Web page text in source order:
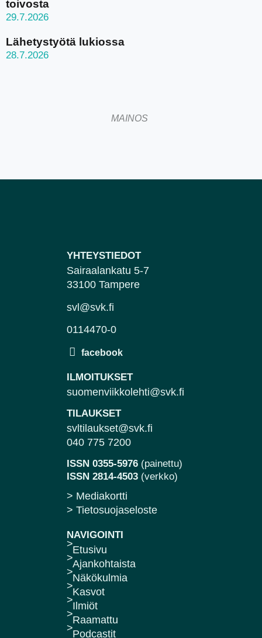
toivosta
29.7.2026
Lähetystyötä lukiossa
28.7.2026
MAINOS
YHTEYSTIEDOT
Sairaalankatu 5-7
33100 Tampere
svl@svk.fi
0114470-0
ILMOITUKSET
suomenviikkolehti@svk.fi
TILAUKSET
svltilaukset@svk.fi
040 775 7200
ISSN 0355-5976 (painettu)
ISSN 2814-4503 (verkko)
> Mediakortti
> Tietosuojaseloste
NAVIGOINTI
Etusivu
Ajankohtaista
Näkökulmia
Kasvot
Ilmiöt
Raamattu
Podcastit